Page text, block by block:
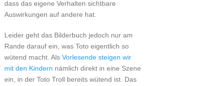
dass das eigene Verhalten sichtbare
Auswirkungen auf andere hat.
Leider geht das Bilderbuch jedoch nur am
Rande darauf ein, was Toto eigentlich so
wütend macht. Als Vorlesende steigen wir
mit den Kindern nämlich direkt in eine Szene
ein, in der Toto Troll bereits wütend ist. Das